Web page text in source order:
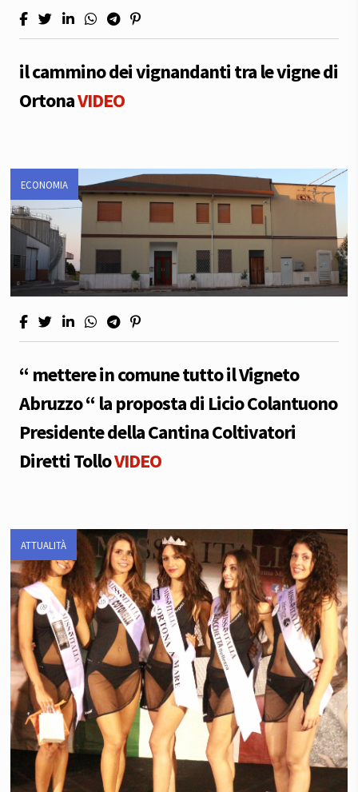
il cammino dei vignandanti tra le vigne di
OrtonaVIDEO
ECONOMIA
“ mettere in comune tutto il Vigneto
Abruzzo “ la proposta di Licio Colantuono
Presidente della Cantina Coltivatori
Diretti TolloVIDEO
ATTUALITÀ